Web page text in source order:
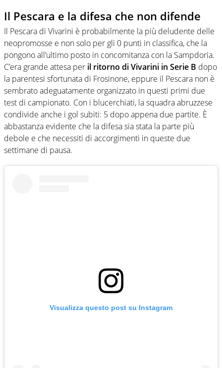
Il Pescara e la difesa che non difende
Il Pescara di Vivarini è probabilmente la più deludente delle
neopromosse e non solo per gli 0 punti in classifica, che la
pongono all’ultimo posto in concomitanza con la Sampdoria.
C’era grande attesa per il ritorno di Vivarini in Serie B dopo
la parentesi sfortunata di Frosinone, eppure il Pescara non è
sembrato adeguatamente organizzato in questi primi due
test di campionato. Con i blucerchiati, la squadra abruzzese
condivide anche i gol subiti: 5 dopo appena due partite. È
abbastanza evidente che la difesa sia stata la parte più
debole e che necessiti di accorgimenti in queste due
settimane di pausa.
Visualizza questo post su Instagram